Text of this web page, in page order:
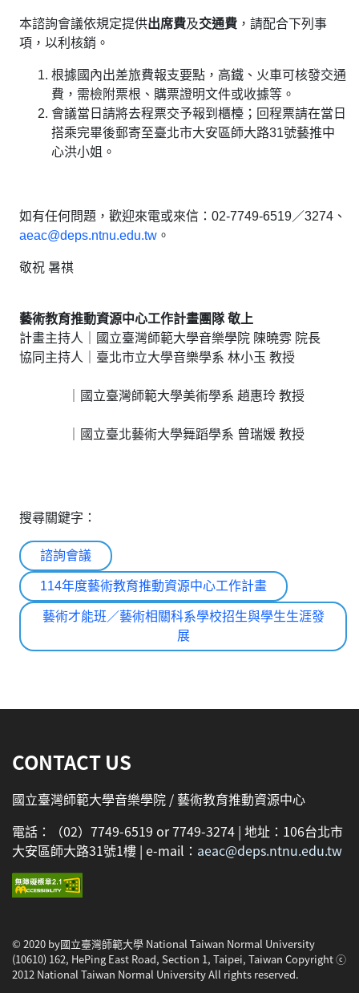
本諮詢會議依規定提供出席費及交通費 ，請配合下列事
項，以利核銷。
根據國內出差旅費報支要點，高鐵、火車可核發交通
費，需檢附票根、購票證明文件或收據等。
會議當日請將去程票交予報到櫃檯；回程票請在當日
搭乘完畢後郵寄至臺北市大安區師大路31號藝推中
心洪小姐。
如有任何問題，歡迎來電或來信：02-7749-6519／3274、
aeac@deps.ntnu.edu.tw 。
敬祝 暑祺
藝術教育推動資源中心工作計畫團隊 敬上
計畫主持人｜國立臺灣師範大學音樂學院 陳曉雰 院長
協同主持人｜臺北市立大學音樂學系 林小玉 教授
｜國立臺灣師範大學美術學系 趙惠玲 教授
｜國立臺北藝術大學舞蹈學系 曾瑞媛 教授
搜尋關鍵字：
諮詢會議
114年度藝術教育推動資源中心工作計畫
藝術才能班／藝術相關科系學校招生與學生生涯發
展
CONTACT US
國立臺灣師範大學音樂學院 / 藝術教育推動資源中心
電話：（02）7749-6519 or 7749-3274 | 地址：106台北市
大安區師大路31號1樓 | e-mail： aeac@deps.ntnu.edu.tw
© 2020 by國立臺灣師範大學 National Taiwan Normal University
(10610) 162, HePing East Road, Section 1, Taipei, Taiwan Copyright ⓒ
2012 National Taiwan Normal University All rights reserved.